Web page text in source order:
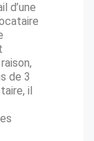
d’une
de 3
il